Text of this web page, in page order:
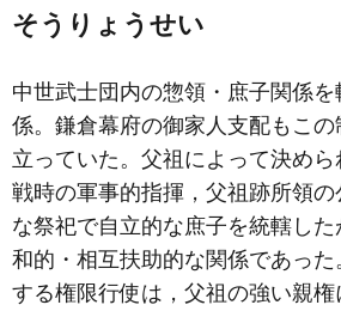
そうりょうせい
中世武士団内の惣領・庶子関係
係。鎌倉幕府の御家人支配もこの
立っていた。父祖によって決めら
戦時の軍事的指揮，父祖跡所領
な祭祀で自立的な庶子を統轄し
和的・相互扶助的な関係であっ
する権限行使は，父祖の強い親